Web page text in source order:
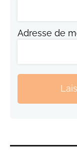
Adresse de